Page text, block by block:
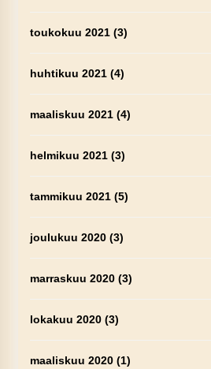
toukokuu 2021(3)
huhtikuu 2021(4)
maaliskuu 2021(4)
helmikuu 2021(3)
tammikuu 2021(5)
joulukuu 2020(3)
marraskuu 2020(3)
lokakuu 2020(3)
maaliskuu 2020(1)